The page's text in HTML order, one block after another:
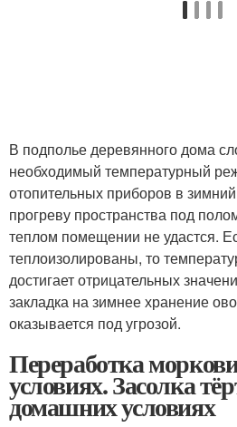
В подполье деревянного дома
необходимый температурный
отопительных приборов в
прогреву пространства под
теплом помещении не удастся.
теплоизолированы, то
достигает отрицательных
закладка на зимнее хранение
оказывается под угрозой.
Переработка
условиях. Засолка
домашних условиях